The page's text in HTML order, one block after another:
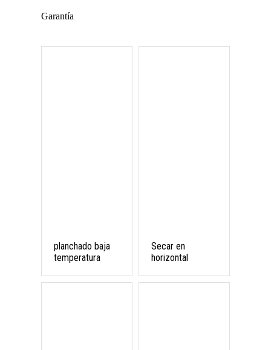
Garantía
planchado baja
temperatura
Secar en
horizontal